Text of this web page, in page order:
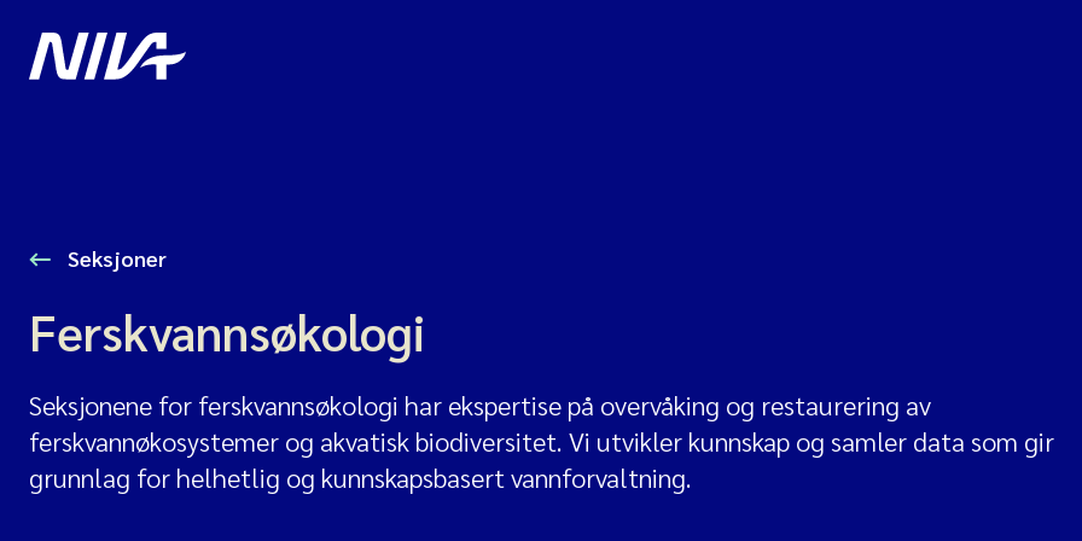
Seksjoner
Ferskvannsøkologi
Seksjonene for ferskvannsøkologi har ekspertise på overvåking og restaurering av
ferskvannøkosystemer og akvatisk biodiversitet. Vi utvikler kunnskap og samler data som gir
grunnlag for helhetlig og kunnskapsbasert vannforvaltning.